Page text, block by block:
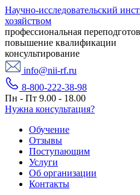
Научно-исследовательский
хозяйством
профессиональная
повышение квалификации
консультирование
info@nii-rf.ru
8-800-222-38-98
Пн - Пт 9.00 - 18.00
Нужна консультация?
Обучение
Отзывы
Поступающим
Услуги
Об организации
Контакты